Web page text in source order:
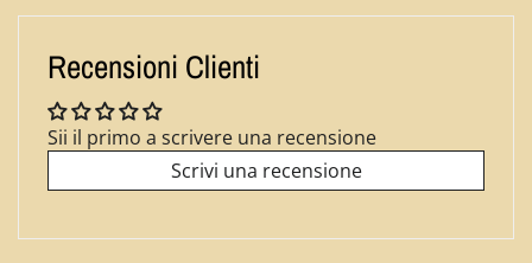
Facebook
Twitter
Pinterest
Recensioni Clienti
Sii il primo a scrivere una recensione
Scrivi una recensione